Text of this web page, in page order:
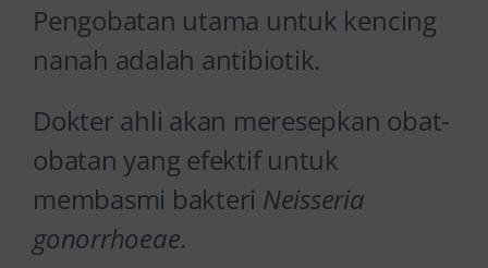
Pengobatan utama untuk kencing
nanah adalah antibiotik.
Dokter ahli akan meresepkan obat-
obatan yang efektif untuk
membasmi bakteri Neisseria
gonorrhoeae.